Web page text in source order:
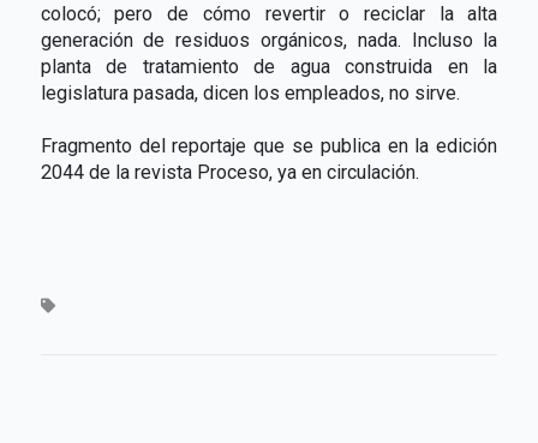
colocó; pero de cómo revertir o reciclar la alta
generación de residuos orgánicos, nada. Incluso la
planta de tratamiento de agua construida en la
legislatura pasada, dicen los empleados, no sirve.
Fragmento del reportaje que se publica en la edición
2044 de la revista Proceso, ya en circulación.